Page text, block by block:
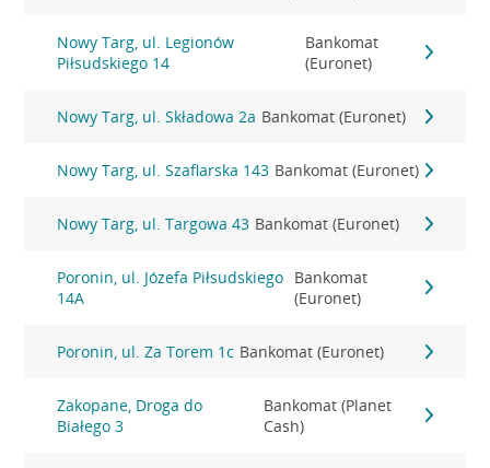
Nowy Targ, ul. Legionów
Piłsudskiego 14
Bankomat
(Euronet)
Nowy Targ, ul. Składowa 2a Bankomat (Euronet)
Nowy Targ, ul. Szaflarska 143 Bankomat (Euronet)
Nowy Targ, ul. Targowa 43 Bankomat (Euronet)
Poronin, ul. Józefa Piłsudskiego
14A
Bankomat
(Euronet)
Poronin, ul. Za Torem 1c Bankomat (Euronet)
Zakopane, Droga do
Białego 3
Bankomat (Planet
Cash)